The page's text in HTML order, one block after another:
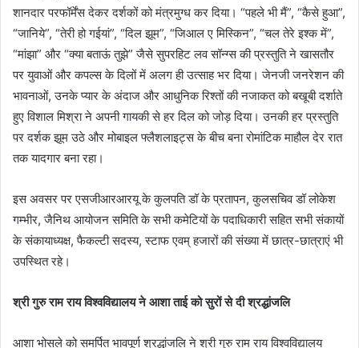
शानदार परफॉर्मेंस देकर दर्शकों को मंत्रमुग्ध कर दिया। “पहले भी मैं”, “कैसे हुआ”,
“जानिये”, “तेरी हो गईयां”, “दिल झूम”, “जिआल ए मिस्किन”, “चल तेरे इश्क में”,
“मांझा” और “क्या बताऊं तुझे” जैसे सुपरहिट लव सॉन्ग्स की प्रस्तुति ने खासतौर
पर युवाओं और कपल्स के दिलों में अलग ही उत्साह भर दिया। जेनजी जनरेशन की
भावनाओं, उनके प्यार के अंदाज और आधुनिक रिश्तों की नजाकत को बखूबी दर्शाते
हुए विशाल मिश्रा ने अपनी गायकी से हर दिल को जोड़ दिया। उनकी हर प्रस्तुति
पर दर्शक झूम उठे और मोबाइल फ्लैशलाइट्स के बीच बना रोमांटिक माहौल देर रात
तक यादगार बना रहा।
इस अवसर पर एसजीआरआरयू के कुलपति डॉ के प्रतापन, कुलसचिव डॉ लोकेश
गम्भीर, जैनिथ आयोजन समिति के सभी कमेटियों के पदाधिकारी सहित सभी संकायों
के संकायाध्यक्ष, फैकल्टी सदस्य, स्टाफ एवम् हजारों की संख्या में छात्र-छात्राएं भी
उपस्थित रहे।
श्री गुरु राम राय विश्वविद्यालय ने आशा ताई को सुरों से दी श्रद्धांजलि
आशा भोसले को समर्पित भावपूर्ण श्रद्धांजलि ने श्री गुरु राम राय विश्वविद्यालय